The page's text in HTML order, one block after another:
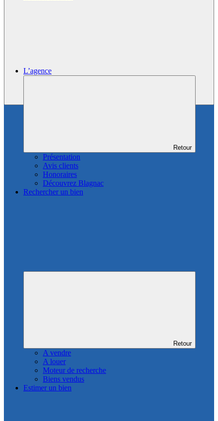
L’agence
Retour
Présentation
Avis clients
Honoraires
Découvrez Blagnac
Rechercher un bien
Retour
A vendre
A louer
Moteur de recherche
Biens vendus
Estimer un bien